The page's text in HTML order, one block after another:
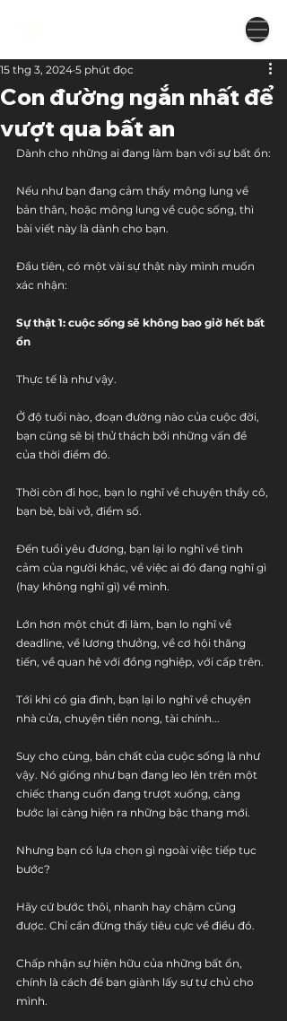
Con đường ngắn nhất để
vượt qua bất an
15 thg 3, 2024 5 phút đọc
Dành cho những ai đang làm bạn với sự bất ổn:
Nếu như bạn đang cảm thấy mông lung về
bản thân, hoặc mông lung về cuộc sống, thì
bài viết này là dành cho bạn.
Đầu tiên, có một vài sự thật này mình muốn
xác nhận:
Sự thật 1: cuộc sống sẽ không bao giờ hết bất
ổn
Thực tế là như vậy.
Ở độ tuổi nào, đoạn đường nào của cuộc đời,
bạn cũng sẽ bị thử thách bởi những vấn đề
của thời điểm đó.
Thời còn đi học, bạn lo nghĩ về chuyện thầy cô,
bạn bè, bài vở, điểm số.
Đến tuổi yêu đương, bạn lại lo nghĩ về tình
cảm của người khác, về việc ai đó đang nghĩ gì
(hay không nghĩ gì) về mình.
Lớn hơn một chút đi làm, bạn lo nghĩ về
deadline, về lương thưởng, về cơ hội thăng
tiến, về quan hệ với đồng nghiệp, với cấp trên.
Tới khi có gia đình, bạn lại lo nghĩ về chuyện
nhà cửa, chuyện tiền nong, tài chính...
Suy cho cùng, bản chất của cuộc sống là như
vậy. Nó giống như bạn đang leo lên trên một
chiếc thang cuốn đang trượt xuống, càng
bước lại càng hiện ra những bậc thang mới.
Nhưng bạn có lựa chọn gì ngoài việc tiếp tục
bước?
Hãy cứ bước thôi, nhanh hay chậm cũng
được. Chỉ cần đừng thấy tiêu cực về điều đó.
Chấp nhận sự hiện hữu của những bất ổn,
chính là cách để bạn giành lấy sự tự chủ cho
mình.